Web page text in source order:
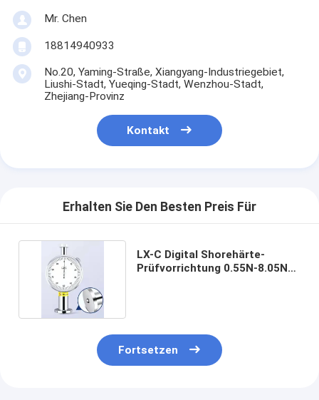
Mr. Chen
18814940933
No.20, Yaming-Straße, Xiangyang-Industriegebiet,
Liushi-Stadt, Yueqing-Stadt, Wenzhou-Stadt,
Zhejiang-Provinz
Kontakt
Erhalten Sie Den Besten Preis Für
LX-C Digital Shorehärte-
Prüfvorrichtung 0.55N-8.05N
Fortsetzen